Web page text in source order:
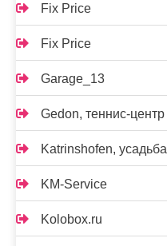
Fix Price
Fix Price
Garage_13
Gedon, теннис-центр
Katrinshofen, усадьба
KM-Service
Kolobox.ru